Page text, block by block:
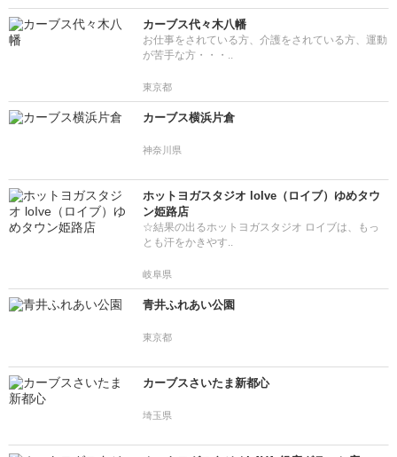
カーブス代々木八幡
お仕事をされている方、介護をされている方、運動
が苦手な方・・・..
東京都
カーブス横浜片倉
神奈川県
ホットヨガスタジオ loIve（ロイブ）ゆめタウ
ン姫路店
☆結果の出るホットヨガスタジオ ロイブは、もっ
とも汗をかきやす..
岐阜県
青井ふれあい公園
東京都
カーブスさいたま新都心
埼玉県